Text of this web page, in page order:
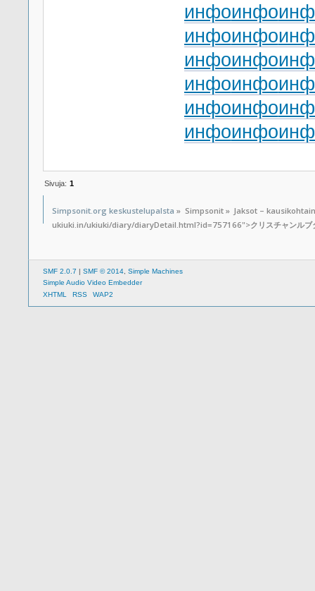
инфоинфо
инфоинфо
инфоинфо
инфоинфо
инфоинфо
инфоинфо
Sivuja: 1
Simpsonit.org keskustelupalsta » Simpsonit» Jaksot –
ukiuki.in/ukiuki/diary/diaryDetail.html?id=757166">クリスチャンルブ
SMF 2.0.7 SMF © 2014, Simple Machines
Simple Audio Video Embedder
XHTML
RSS WAP2